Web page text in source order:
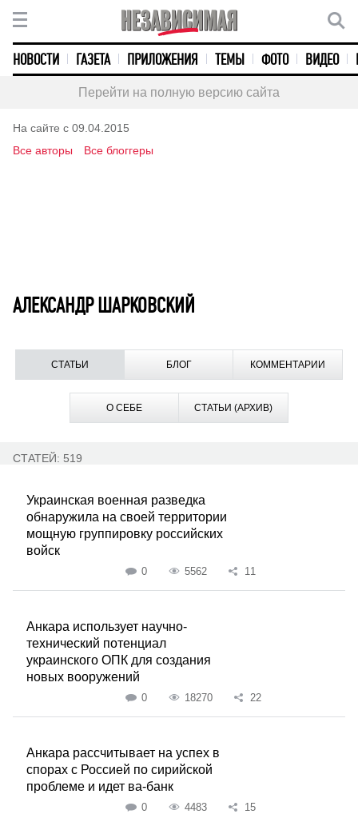
НОВОСТИ ГАЗЕТА ПРИЛОЖЕНИЯ ТЕМЫ ФОТО ВИДЕО
Перейти на полную версию сайта
На сайте с 09.04.2015
Все авторы
Все блоггеры
АЛЕКСАНДР ШАРКОВСКИЙ
СТАТЬИ БЛОГ КОММЕНТАРИИ
О СЕБЕ СТАТЬИ (АРХИВ)
СТАТЕЙ: 519
Украинская военная разведка
обнаружила на своей территории
мощную группировку российских
войск
0 5562 11
Анкара использует научно-
технический потенциал
украинского ОПК для создания
новых вооружений
0 18270 22
Анкара рассчитывает на успех в
спорах с Россией по сирийской
проблеме и идет ва-банк
0 4483 15